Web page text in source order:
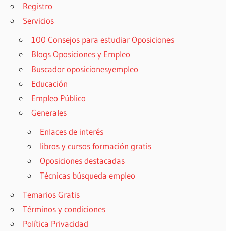
Registro
Servicios
100 Consejos para estudiar Oposiciones
Blogs Oposiciones y Empleo
Buscador oposicionesyempleo
Educación
Empleo Público
Generales
Enlaces de interés
libros y cursos formación gratis
Oposiciones destacadas
Técnicas búsqueda empleo
Temarios Gratis
Términos y condiciones
Política Privacidad